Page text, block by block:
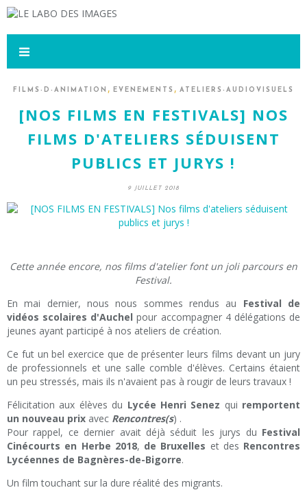
FILMS-D-ANIMATION , EVENEMENTS , ATELIERS-AUDIOVISUELS
[NOS FILMS EN FESTIVALS] NOS
FILMS D'ATELIERS SÉDUISENT
PUBLICS ET JURYS !
9 JUILLET 2018
Cette année encore, nos films d'atelier font un joli parcours en
Festival.
En mai dernier, nous nous sommes rendus au Festival de
vidéos scolaires d'Auchel pour accompagner 4 délégations de
jeunes ayant participé à nos ateliers de création.
Ce fut un bel exercice que de présenter leurs films devant un jury
de professionnels et une salle comble d'élèves. Certains étaient
un peu stressés, mais ils n'avaient pas à rougir de leurs travaux !
Félicitation aux élèves du Lycée Henri Senez qui remportent
un nouveau prix avec Rencontres(s) .
Pour rappel, ce dernier avait déjà séduit les jurys du Festival
Cinécourts en Herbe 2018, de Bruxelles et des Rencontres
Lycéennes de Bagnères-de-Bigorre.
Un film touchant sur la dure réalité des migrants.